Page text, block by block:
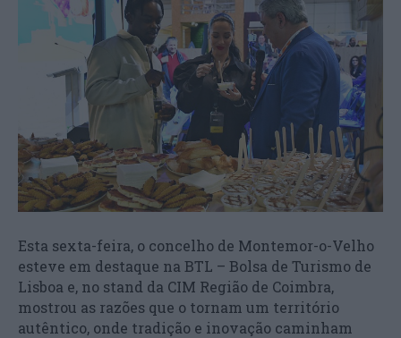
Esta sexta-feira, o concelho de Montemor-o-Velho
esteve em destaque na BTL – Bolsa de Turismo de
Lisboa e, no stand da CIM Região de Coimbra,
mostrou as razões que o tornam um território
autêntico, onde tradição e inovação caminham